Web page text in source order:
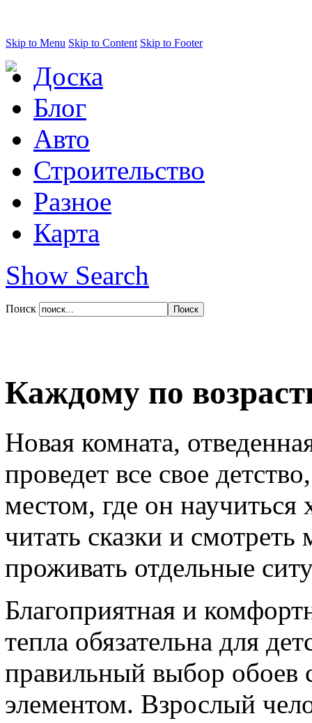
Skip to Menu Skip to Content Skip to Footer
Доска
Блог
Авто
Строительство
Разное
Карта
Show Search
Поиск
Каждому по
Новая комната,
проведет все свое
местом, где он научиться
читать сказки и
проживать отдельные
Благоприятная и
тепла обязательна для
правильный выбор обоев
элементом. Взрослый